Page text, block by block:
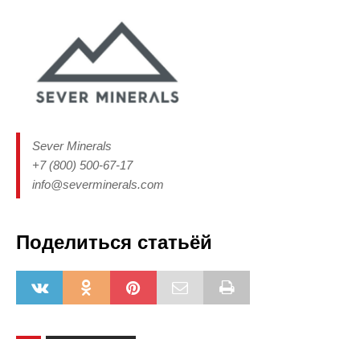
Sever Minerals
+7 (800) 500-67-17
info@severminerals.com
Поделиться статьёй